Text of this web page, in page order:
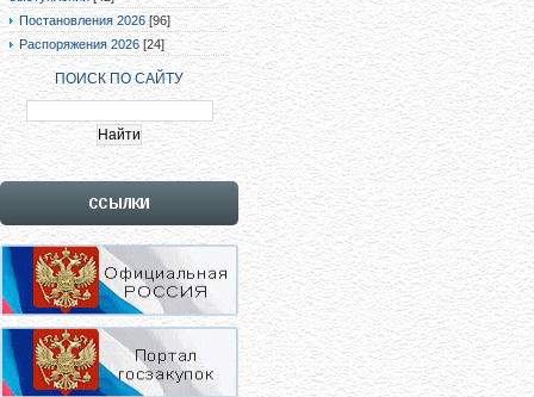
Постановления 2026 [96]
Распоряжения 2026 [24]
ПОИСК ПО САЙТУ